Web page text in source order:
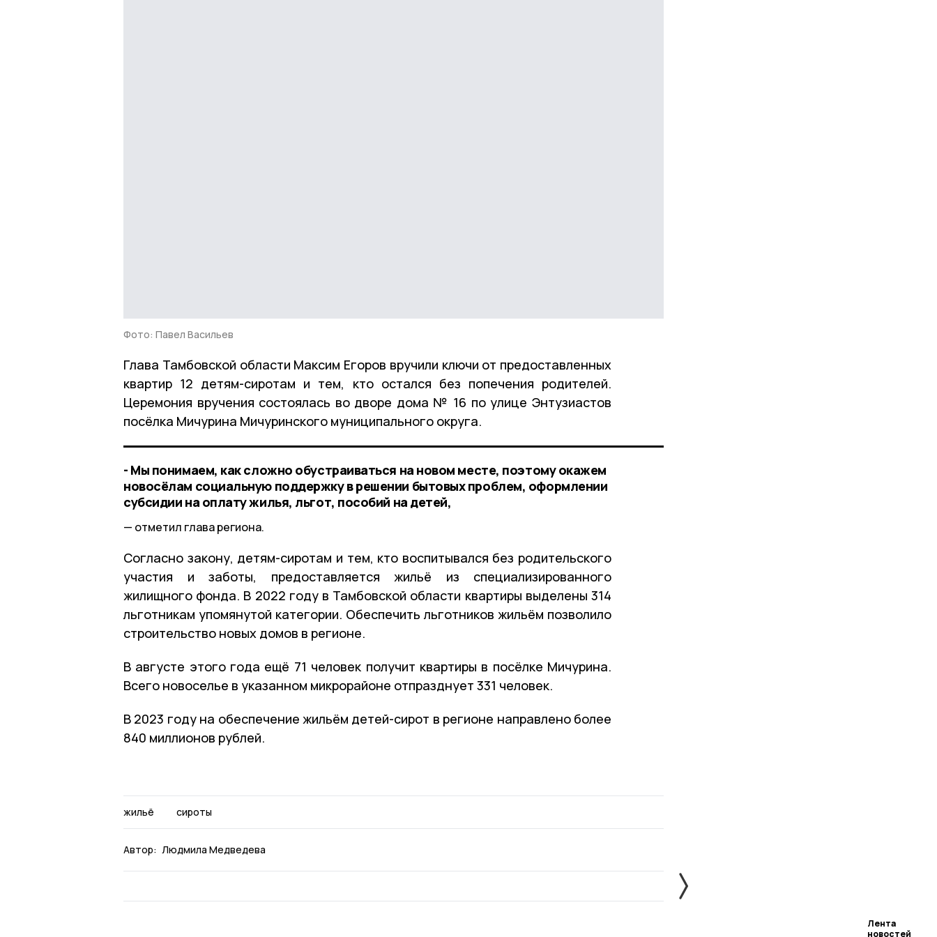
Лента
новостей
Фото: Павел Васильев
Глава Тамбовской области Максим Егоров вручили ключи от предоставленных
квартир 12 детям-сиротам и тем, кто остался без попечения родителей.
Церемония вручения состоялась во дворе дома № 16 по улице Энтузиастов
посёлка Мичурина Мичуринского муниципального округа.
- Мы понимаем, как сложно обустраиваться на новом месте, поэтому окажем
новосёлам социальную поддержку в решении бытовых проблем, оформлении
субсидии на оплату жилья, льгот, пособий на детей,
отметил глава региона.
Согласно закону, детям-сиротам и тем, кто воспитывался без родительского
участия и заботы, предоставляется жильё из специализированного
жилищного фонда. В 2022 году в Тамбовской области квартиры выделены 314
льготникам упомянутой категории. Обеспечить льготников жильём позволило
строительство новых домов в регионе.
В августе этого года ещё 71 человек получит квартиры в посёлке Мичурина.
Всего новоселье в указанном микрорайоне отпразднует 331 человек.
В 2023 году на обеспечение жильём детей-сирот в регионе направлено более
840 миллионов рублей.
жильё сироты
Автор: Людмила Медведева